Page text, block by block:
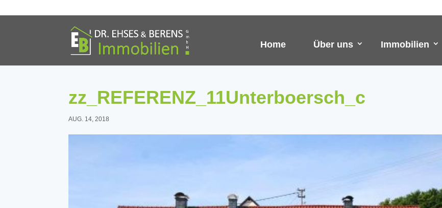
Home Über uns Immobilien
zz_REFERENZ_11Unterboersch_c
AUG. 14, 2018